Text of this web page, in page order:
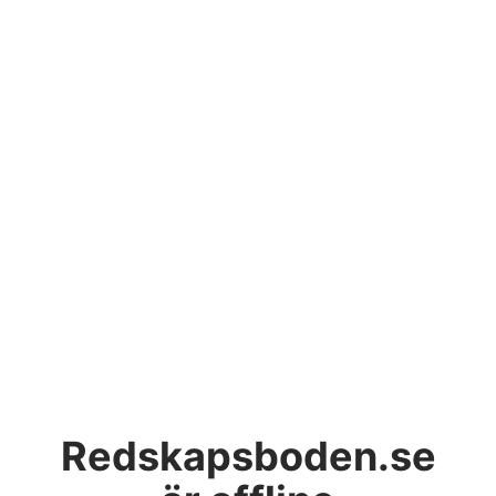
Redskapsboden.se